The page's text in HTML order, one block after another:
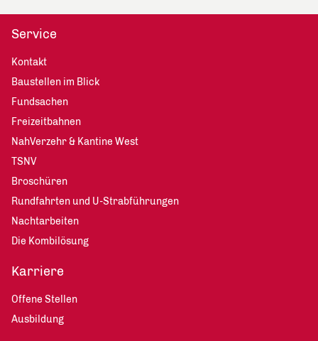
Service
Kontakt
Baustellen im Blick
Fundsachen
Freizeitbahnen
NahVerzehr & Kantine West
TSNV
Broschüren
Rundfahrten und U-Strabführungen
Nachtarbeiten
Die Kombilösung
Karriere
Offene Stellen
Ausbildung